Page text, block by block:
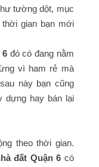
tường dột, mục
gian bạn mới
6đó có đang nằm
vì ham rẻ mà
này bạn cũng
dựng hay bán lại
theo thời gian.
đất Quận 6 có